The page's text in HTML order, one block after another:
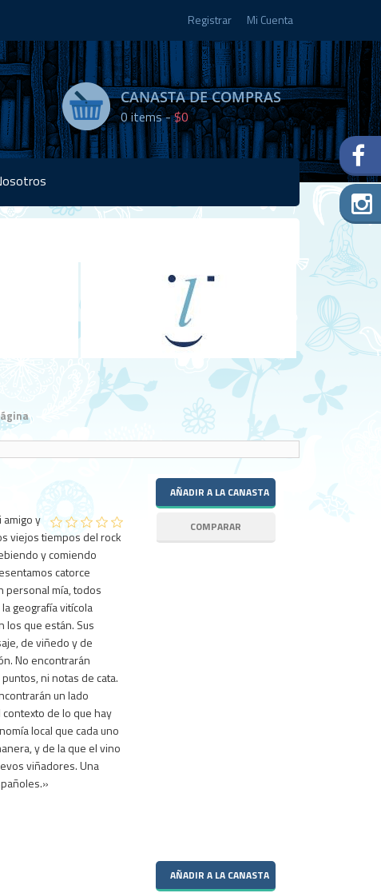
Registrar Mi Cuenta
CANASTA DE COMPRAS
0items -$0
amigo y
viejos tiempos del rock
y comiendo
catorce
personal mía, todos
geografía vitícola
los que están. Sus
de viñedo y de
No encontrarán
ni notas de cata.
un lado
de lo que hay
local que cada uno
y de la que el vino
viñadores. Una